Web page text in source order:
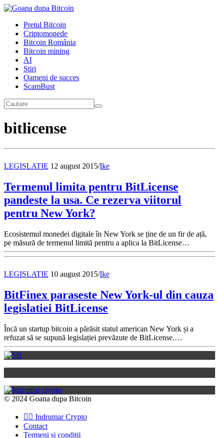
Pretul Bitcoin
Criptomonede
Bitcoin România
Bitcoin mining
AI
Stiri
Oameni de succes
ScamBust
bitlicense
LEGISLATIE 12 august 2015/Ike
Termenul limita pentru BitLicense
pandeste la usa. Ce rezerva viitorul
pentru New York?
Ecosistemul monedei digitale în New York se ține de un fir de ață,
pe măsură de termenul limită pentru a aplica la BitLicense…
LEGISLATIE 10 august 2015/Ike
BitFinex paraseste New York-ul din cauza
legislatiei BitLicense
Încă un startup bitcoin a părăsit statul american New York și a
refuzat să se supună legislației prevăzute de BitLicense.…
© 2024 Goana dupa Bitcoin
👉🏽 Indrumar Crypto
Contact
Termeni si conditii